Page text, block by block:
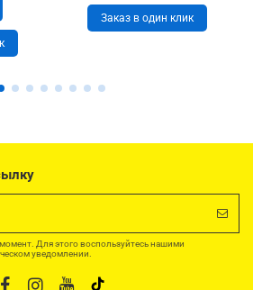
Заказ в один клик
Для этого воспользуйтесь нашими
уведомлении.